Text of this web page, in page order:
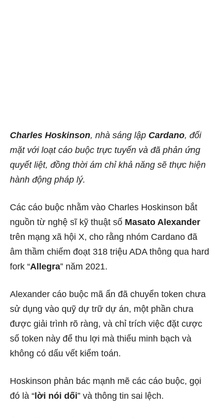
Charles Hoskinson, nhà sáng lập Cardano, đối
mặt với loạt cáo buộc trực tuyến và đã phản ứng
quyết liệt, đồng thời ám chỉ khả năng sẽ thực hiện
hành động pháp lý.
Các cáo buộc nhằm vào Charles Hoskinson bắt
nguồn từ nghệ sĩ kỹ thuật số Masato Alexander
trên mạng xã hội X, cho rằng nhóm Cardano đã
âm thầm chiếm đoạt 318 triệu ADA thông qua hard
fork “Allegra” năm 2021.
Alexander cáo buộc mã ẩn đã chuyển token chưa
sử dụng vào quỹ dự trữ dự án, một phần chưa
được giải trình rõ ràng, và chỉ trích việc đặt cược
số token này để thu lợi mà thiếu minh bạch và
không có dấu vết kiểm toán.
Hoskinson phản bác mạnh mẽ các cáo buộc, gọi
đó là “ lời nói dối” và thông tin sai lệch.